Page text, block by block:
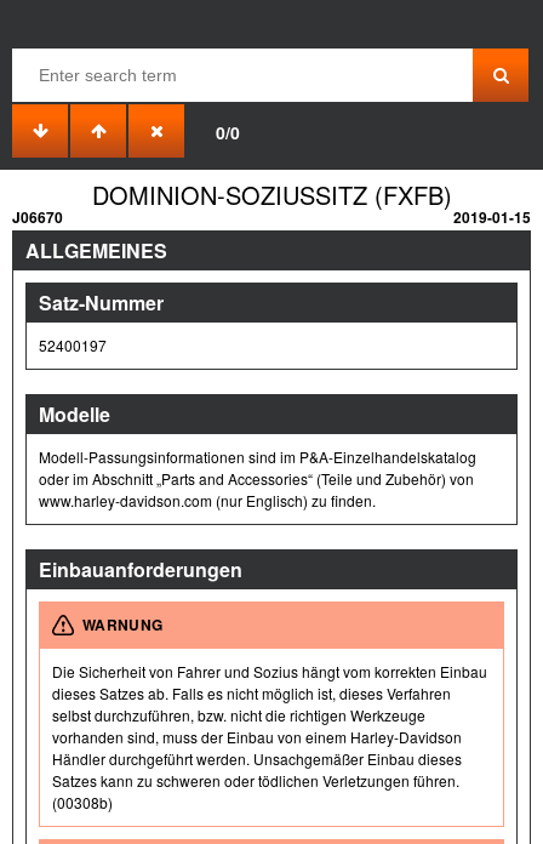
0/0
DOMINION-SOZIUSSITZ (FXFB)
J06670 2019-01-15
ALLGEMEINES
Satz-Nummer
52400197
Modelle
Modell-Passungsinformationen sind im P&A-Einzelhandelskatalog
oder im Abschnitt „Parts and Accessories“ (Teile und Zubehör) von
www.harley-davidson.com (nur Englisch) zu finden.
Einbauanforderungen
WARNUNG
Die Sicherheit von Fahrer und Sozius hängt vom korrekten Einbau
dieses Satzes ab. Falls es nicht möglich ist, dieses Verfahren
selbst durchzuführen, bzw. nicht die richtigen Werkzeuge
vorhanden sind, muss der Einbau von einem Harley-Davidson
Händler durchgeführt werden. Unsachgemäßer Einbau dieses
Satzes kann zu schweren oder tödlichen Verletzungen führen.
(00308b)